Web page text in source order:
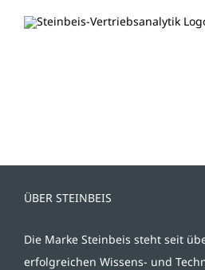
Inhalt
ÜBER STEINBEIS
Die Marke Steinbeis steht seit
erfolgreichen Wissens- und